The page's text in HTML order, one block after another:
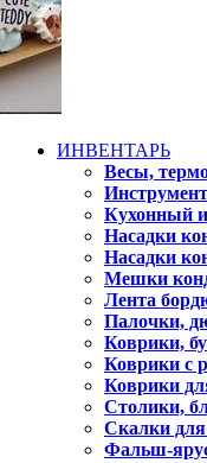
ИНВЕНТАРЬ
Весы,
Кухонный
Насадки
Насадки
Мешки
Лента
Палочки,
Коврики,
Коврики с
Коврики
Столики,
Скалки для
Фальш-